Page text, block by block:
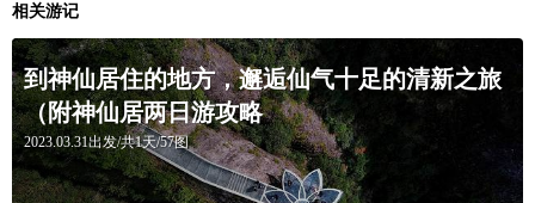
相关游记
到神仙居住的地方，邂逅仙气十足的清新之旅
（附神仙居两日游攻略
2023.03.31出发/共1天/57图